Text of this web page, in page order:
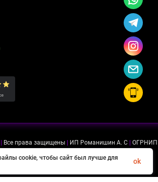
Все права защищены ИП Романишин А. С
ОГРНИП
cookie, чтобы сайт был лучше для
ok